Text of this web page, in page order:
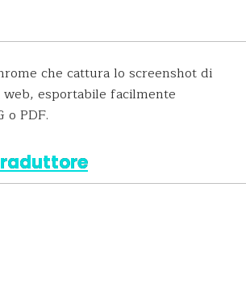
che cattura lo screenshot di
esportabile facilmente
o PDF.